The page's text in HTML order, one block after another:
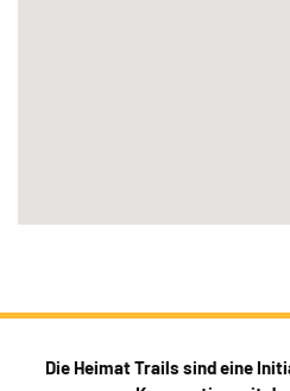
Die Heimat Trails sind eine